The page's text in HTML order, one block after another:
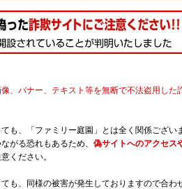
、バナー、テキスト等を無断で不法盗用した
も、「ファミリー庭園」とは全く関係ござい
がる恐れもあるため、 偽サイトへのアクセス
ください。
も、同様の被害が発生しておりますので合わ